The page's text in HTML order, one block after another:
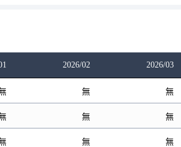
2026/02 2026/03
無 無
無 無
無 無